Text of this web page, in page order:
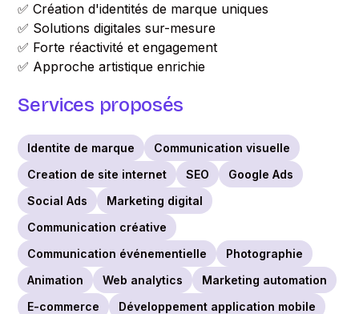
✅ Création d'identités de marque uniques
✅ Solutions digitales sur-mesure
✅ Forte réactivité et engagement
✅ Approche artistique enrichie
Services proposés
Identite de marque
Communication visuelle
Creation de site internet
SEO
Google Ads
Social Ads
Marketing digital
Communication créative
Communication événementielle
Photographie
Animation
Web analytics
Marketing automation
E-commerce
Développement application mobile